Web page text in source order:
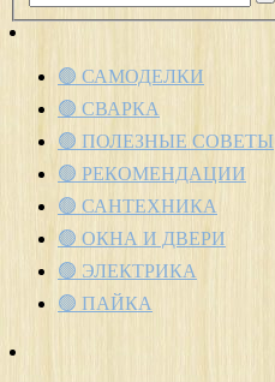
🟢 САМОДЕЛКИ
🟢 СВАРКА
🟢 ПОЛЕЗНЫЕ СОВЕТЫ
🟢 РЕКОМЕНДАЦИИ
🟢 САНТЕХНИКА
🟢 ОКНА И ДВЕРИ
🟢 ЭЛЕКТРИКА
🟢 ПАЙКА